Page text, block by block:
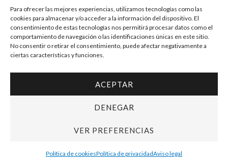
Para ofrecer las mejores experiencias, utilizamos tecnologías como las
cookies para almacenar y/o acceder a la información del dispositivo. El
consentimiento de estas tecnologías nos permitirá procesar datos como el
comportamiento de navegación o las identificaciones únicas en este sitio.
No consentir o retirar el consentimiento, puede afectar negativamente a
ciertas características y funciones.
ACEPTAR
DENEGAR
VER PREFERENCIAS
Política de cookiesPolítica de privacidadAviso legal
Facebook
Instagram